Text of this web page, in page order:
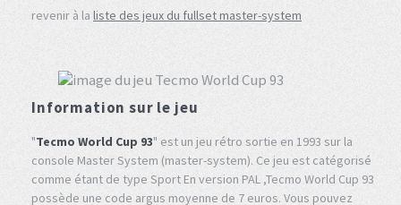
revenir à la liste des jeux du fullset master-system
Information sur le jeu
"Tecmo World Cup 93" est un jeu rétro sortie en 1993 sur la
console Master System (master-system). Ce jeu est catégorisé
comme étant de type Sport En version PAL ,Tecmo World Cup 93
possède une code argus moyenne de 7 euros. Vous pouvez